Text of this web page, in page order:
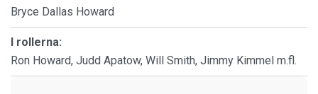
Bryce Dallas Howard
I rollerna:
Ron Howard, Judd Apatow, Will Smith, Jimmy Kimmel m.fl.